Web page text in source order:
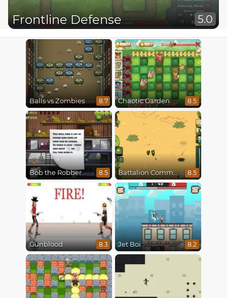
Frontline Defense 5.0
Balls vs Zombies 8.7 Chaotic Garden 8.5
Bob the Robber 8.5 Battalion Commander 8.5
Gunblood 8.3 Jet Boi 8.2